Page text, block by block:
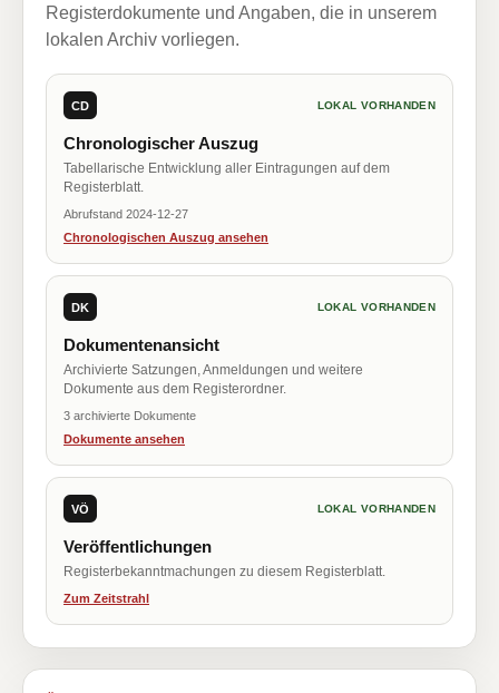
Registerdokumente und Angaben, die in unserem
lokalen Archiv vorliegen.
CD LOKAL VORHANDEN
Chronologischer Auszug
Tabellarische Entwicklung aller Eintragungen auf dem
Registerblatt.
Abrufstand 2024-12-27
Chronologischen Auszug ansehen
DK LOKAL VORHANDEN
Dokumentenansicht
Archivierte Satzungen, Anmeldungen und weitere
Dokumente aus dem Registerordner.
3 archivierte Dokumente
Dokumente ansehen
VÖ LOKAL VORHANDEN
Veröffentlichungen
Registerbekanntmachungen zu diesem Registerblatt.
Zum Zeitstrahl